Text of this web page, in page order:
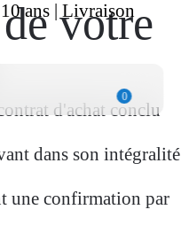
ans | Livraison
0
votre
d'achat conclu
dans son intégralité
une confirmation par